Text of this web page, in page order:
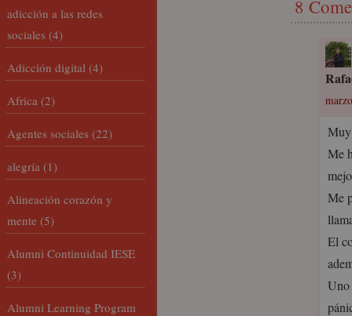
8
Muy
Me
Me
El
Uno
adicción a las redes
sociales (4)
Adicción digital (4)
Africa (2)
Agentes sociales (22)
alegría (1)
Alineación corazón y
mente (5)
Alumni Continuidad IESE
(3)
Alumni Learning Program